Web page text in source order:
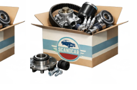
LISTE
D’ENVIE